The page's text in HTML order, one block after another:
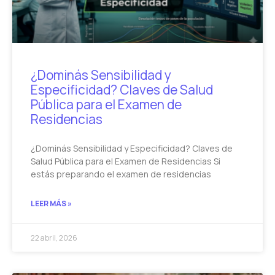
¿Dominás Sensibilidad y
Especificidad? Claves de Salud
Pública para el Examen de
Residencias
¿Dominás Sensibilidad y Especificidad? Claves de
Salud Pública para el Examen de Residencias Si
estás preparando el examen de residencias
LEER MÁS »
22 abril, 2026